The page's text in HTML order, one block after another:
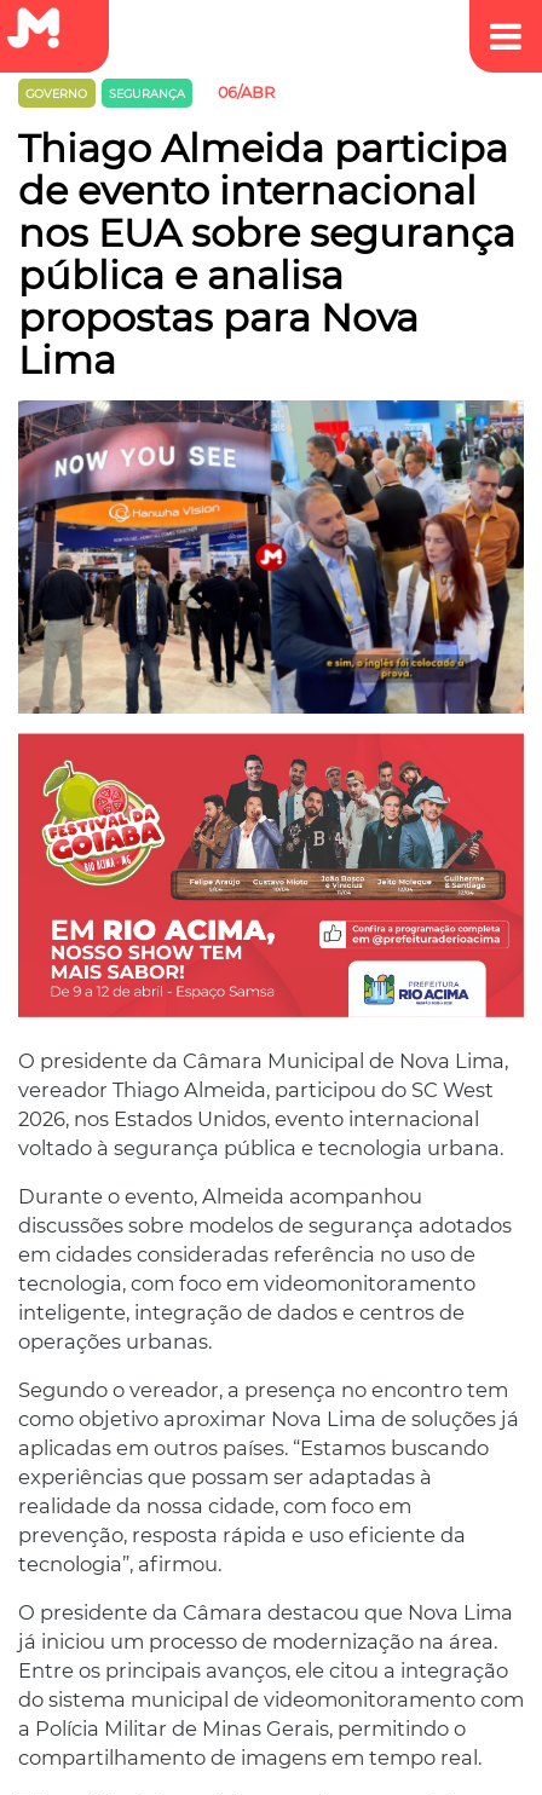
GOVERNO SEGURANÇA 06/ABR
Thiago Almeida participa
de evento internacional
nos EUA sobre segurança
pública e analisa
propostas para Nova
Lima
O presidente da Câmara Municipal de Nova Lima,
vereador Thiago Almeida, participou do SC West
2026, nos Estados Unidos, evento internacional
voltado à segurança pública e tecnologia urbana.
Durante o evento, Almeida acompanhou
discussões sobre modelos de segurança adotados
em cidades consideradas referência no uso de
tecnologia, com foco em videomonitoramento
inteligente, integração de dados e centros de
operações urbanas.
Segundo o vereador, a presença no encontro tem
como objetivo aproximar Nova Lima de soluções já
aplicadas em outros países. “Estamos buscando
experiências que possam ser adaptadas à
realidade da nossa cidade, com foco em
prevenção, resposta rápida e uso eficiente da
tecnologia”, afirmou.
O presidente da Câmara destacou que Nova Lima
já iniciou um processo de modernização na área.
Entre os principais avanços, ele citou a integração
do sistema municipal de videomonitoramento com
a Polícia Militar de Minas Gerais, permitindo o
compartilhamento de imagens em tempo real.